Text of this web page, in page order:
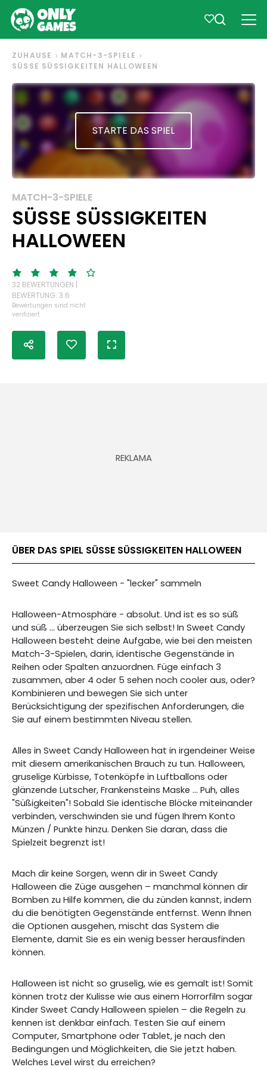
ZUHAUSE
MATCH-3-SPIELE
SÜSSE SÜSSIGKEITEN HALLOWEEN
STARTE DAS SPIEL
MATCH-3-SPIELE
SÜSSE SÜSSIGKEITEN HA
LLOWEEN
32 BEWERTUNGEN |
BEWERTUNG: 3.6
Bewertungen sind nicht
verifiziert
ÜBER DAS SPIEL SÜSSE SÜSSIGKEITEN HALLOWEEN
Sweet Candy Halloween - "lecker" sammeln
Halloween-Atmosphäre - absolut. Und ist es so süß
und süß ... überzeugen Sie sich selbst! In Sweet Candy
Halloween besteht deine Aufgabe, wie bei den meisten
Match-3-Spielen, darin, identische Gegenstände in
Reihen oder Spalten anzuordnen. Füge einfach 3
zusammen, aber 4 oder 5 sehen noch cooler aus, oder?
Kombinieren und bewegen Sie sich unter
Berücksichtigung der spezifischen Anforderungen, die
Sie auf einem bestimmten Niveau stellen.
Alles in Sweet Candy Halloween hat in irgendeiner Weise
mit diesem amerikanischen Brauch zu tun. Halloween,
gruselige Kürbisse, Totenköpfe in Luftballons oder
glänzende Lutscher, Frankensteins Maske ... Puh, alles
"Süßigkeiten"! Sobald Sie identische Blöcke miteinander
verbinden, verschwinden sie und fügen Ihrem Konto
Münzen / Punkte hinzu. Denken Sie daran, dass die
Spielzeit begrenzt ist!
Mach dir keine Sorgen, wenn dir in Sweet Candy
Halloween die Züge ausgehen – manchmal können dir
Bomben zu Hilfe kommen, die du zünden kannst, indem
du die benötigten Gegenstände entfernst. Wenn Ihnen
die Optionen ausgehen, mischt das System die
Elemente, damit Sie es ein wenig besser herausfinden
können.
Halloween ist nicht so gruselig, wie es gemalt ist! Somit
können trotz der Kulisse wie aus einem Horrorfilm sogar
Kinder Sweet Candy Halloween spielen – die Regeln zu
kennen ist denkbar einfach. Testen Sie auf einem
Computer, Smartphone oder Tablet, je nach den
Bedingungen und Möglichkeiten, die Sie jetzt haben.
Welches Level wirst du erreichen?